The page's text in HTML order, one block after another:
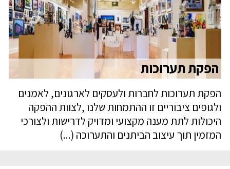
הפקת תערוכות
הפקת תערוכות לחברות ולעסקים לארגונים, לאמנים
ולגופים ציבוריים זו ההתמחות שלנו ,לצוות ההפקה
היכולות לתת מענה מקצועי ומדויק לדרישות ולצורכי
המזמין תוך עיצוב הביתנים והתערוכה (...)